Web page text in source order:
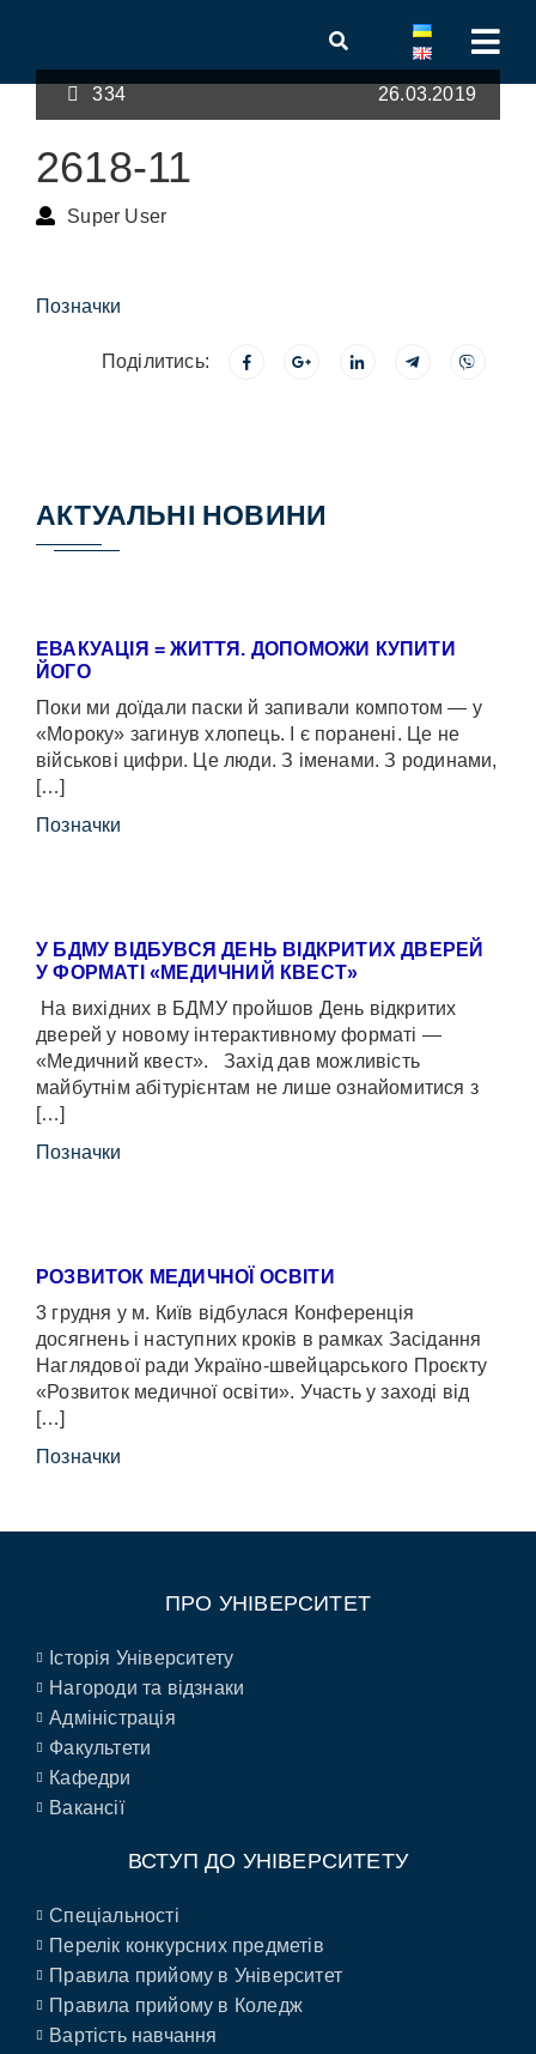
334 26.03.2019
2618-11
Super User
Позначки
Поділитись:
АКТУАЛЬНІ НОВИНИ
ЕВАКУАЦІЯ = ЖИТТЯ. ДОПОМОЖИ КУПИТИ
ЙОГО
Поки ми доїдали паски й запивали компотом — у
«Мороку» загинув хлопець. І є поранені. Це не
військові цифри. Це люди. З іменами. З родинами,
[…]
Позначки
У БДМУ ВІДБУВСЯ ДЕНЬ ВІДКРИТИХ ДВЕРЕЙ
У ФОРМАТІ «МЕДИЧНИЙ КВЕСТ»
На вихідних в БДМУ пройшов День відкритих
дверей у новому інтерактивному форматі —
«Медичний квест». Захід дав можливість
майбутнім абітурієнтам не лише ознайомитися з
[…]
Позначки
РОЗВИТОК МЕДИЧНОЇ ОСВІТИ
3 грудня у м. Київ відбулася Конференція
досягнень і наступних кроків в рамках Засідання
Наглядової ради Україно-швейцарського Проєкту
«Розвиток медичної освіти». Участь у заході від
[…]
Позначки
ПРО УНІВЕРСИТЕТ
Історія Університету
Нагороди та відзнаки
Адміністрація
Факультети
Кафедри
Вакансії
ВСТУП ДО УНІВЕРСИТЕТУ
Спеціальності
Перелік конкурсних предметів
Правила прийому в Університет
Правила прийому в Коледж
Вартість навчання